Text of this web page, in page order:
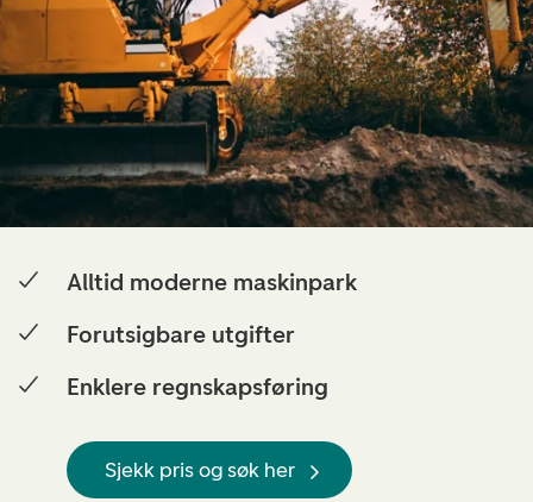
Alltid moderne maskinpark
Forutsigbare utgifter
Enklere regnskapsføring
Sjekk pris og søk her